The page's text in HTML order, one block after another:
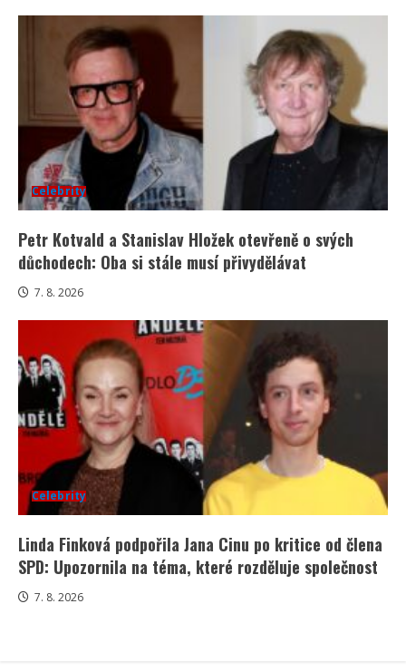
Celebrity
Petr Kotvald a Stanislav Hložek otevřeně o svých
důchodech: Oba si stále musí přivydělávat
7. 8. 2026
Celebrity
Linda Finková podpořila Jana Cinu po kritice od člena
SPD: Upozornila na téma, které rozděluje společnost
7. 8. 2026